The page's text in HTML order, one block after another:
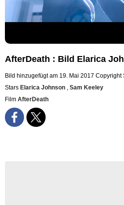
AfterDeath : Bild Elarica
Bild hinzugefügt am 19. Mai 2017 Copyright
Stars Elarica Johnson , Sam Keeley
Film AfterDeath